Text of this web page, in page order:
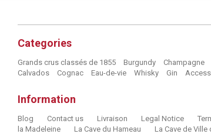
Categories
Grands crus classés de 1855 Burgundy Champagne
Calvados
Cognac Eau-de-vie Whisky Gin
Information
Blog Contact us Livraison Legal Notice
la Madeleine
La Cave du Hameau La Cave de Ville